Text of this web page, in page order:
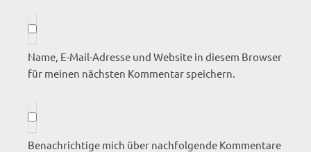
Name, E-Mail-Adresse und Website in diesem Browser
für meinen nächsten Kommentar speichern.
Benachrichtige mich über nachfolgende Kommentare